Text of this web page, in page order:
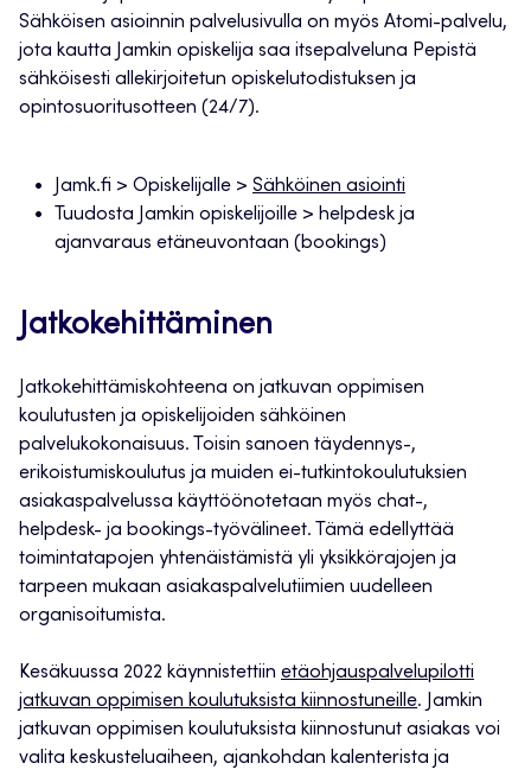
Sähköisen asioinnin palvelusivulla on myös Atomi-palvelu,
jota kautta Jamkin opiskelija saa itsepalveluna Pepistä
sähköisesti allekirjoitetun opiskelutodistuksen ja
opintosuoritusotteen (24/7).
Jamk.fi > Opiskelijalle > Sähköinen asiointi
Tuudosta Jamkin opiskelijoille > helpdesk ja
ajanvaraus etäneuvontaan (bookings)
Jatkokehittäminen
Jatkokehittämiskohteena on jatkuvan oppimisen
koulutusten ja opiskelijoiden sähköinen
palvelukokonaisuus. Toisin sanoen täydennys-,
erikoistumiskoulutus ja muiden ei-tutkintokoulutuksien
asiakaspalvelussa käyttöönotetaan myös chat-,
helpdesk- ja bookings-työvälineet. Tämä edellyttää
toimintatapojen yhtenäistämistä yli yksikkörajojen ja
tarpeen mukaan asiakaspalvelutiimien uudelleen
organisoitumista.
Kesäkuussa 2022 käynnistettiin etäohjauspalvelupilotti
jatkuvan oppimisen koulutuksista kiinnostuneille. Jamkin
jatkuvan oppimisen koulutuksista kiinnostunut asiakas voi
valita keskusteluaiheen, ajankohdan kalenterista ja